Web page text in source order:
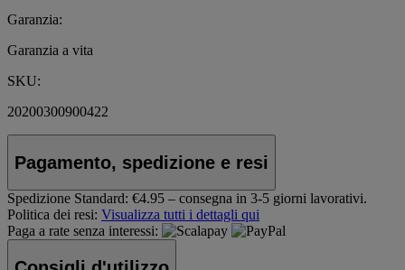
Garanzia:
Garanzia a vita
SKU:
20200300900422
Pagamento, spedizione e resi
Spedizione Standard: €4.95 – consegna in 3-5 giorni lavorativi.
Politica dei resi: Visualizza tutti i dettagli qui
Paga a rate senza interessi: